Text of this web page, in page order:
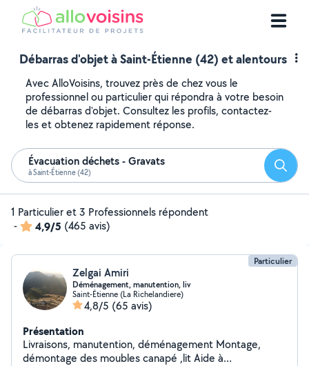
Débarras d'objet à Saint-Étienne (42) et alentours
Avec AlloVoisins, trouvez près de chez vous le
professionnel ou particulier qui répondra à votre besoin
de débarras d'objet. Consultez les profils, contactez-
les et obtenez rapidement réponse.
Évacuation déchets - Gravats
à Saint-Étienne (42)
1 Particulier et 3 Professionnels répondent
-
4,9/5 (465 avis)
Particulier
Zelgai Amiri
Déménagement, manutention, liv
Saint-Étienne (La Richelandiere)
4,8/5 (65 avis)
Présentation
Livraisons, manutention, déménagement Montage,
démontage des moubles canapé ,lit Aide à